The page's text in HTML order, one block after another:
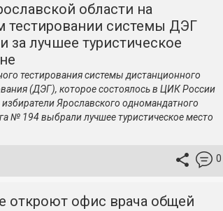
области на
тестировании системы ДЭГ
за лучшее туристическое
тестирования системы дистанционного
(ДЭГ), которое состоялось в ЦИК России
избиратели Ярославского одномандатного
№ 194 выбрали лучшее туристическое место
0
откроют офис врача общей